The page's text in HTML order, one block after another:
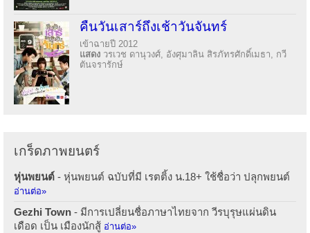
คืนวันเสาร์ถึงเช้าวันจันทร์
เข้าฉายปี 2012
แสดง วรเวช ดานุวงศ์, อังศุมาลิน สิรภัทรศักดิ์เมธา, กวี
ตันจรารักษ์
เกร็ดภาพยนตร์
หุ่นพยนต์ - หุ่นพยนต์ ฉบับที่มี เรตติ้ง น.18+ ใช้ชื่อว่า ปลุกพยนต์
อ่านต่อ»
Gezhi Town - มีการเปลี่ยนชื่อภาษาไทยจาก วีรบุรุษแผ่นดิน
เดือด เป็น เมืองนักสู้ อ่านต่อ»